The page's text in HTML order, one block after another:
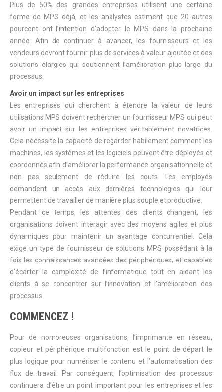
Plus de 50% des grandes entreprises utilisent une certaine
forme de MPS déjà, et les analystes estiment que 20 autres
pourcent ont l’intention d’adopter le MPS dans la prochaine
année. Afin de continuer à avancer, les fournisseurs et les
vendeurs devront fournir plus de services à valeur ajoutée et des
solutions élargies qui soutiennent l’amélioration plus large du
processus.
Avoir un impact sur les entreprises
Les entreprises qui cherchent à étendre la valeur de leurs
utilisations MPS doivent rechercher un fournisseur MPS qui peut
avoir un impact sur les entreprises véritablement novatrices.
Cela nécessite la capacité de regarder habilement comment les
machines, les systèmes et les logiciels peuvent être déployés et
coordonnés afin d’améliorer la performance organisationnelle et
non pas seulement de réduire les couts. Les employés
demandent un accès aux dernières technologies qui leur
permettent de travailler de manière plus souple et productive.
Pendant ce temps, les attentes des clients changent, les
organisations doivent interagir avec des moyens agiles et plus
dynamiques pour maintenir un avantage concurrentiel. Cela
exige un type de fournisseur de solutions MPS possédant à la
fois les connaissances avancées des périphériques, et capables
d’écarter la complexité de l’informatique tout en aidant les
clients à se concentrer sur l’innovation et l’amélioration des
processus
COMMENCEZ !
Pour de nombreuses organisations, l’imprimante en réseau,
copieur et périphérique multifonction est le point de départ le
plus logique pour numériser le contenu et l’automatisation des
flux de travail. Par conséquent, l’optimisation des processus
continuera d’être un point important pour les entreprises et les